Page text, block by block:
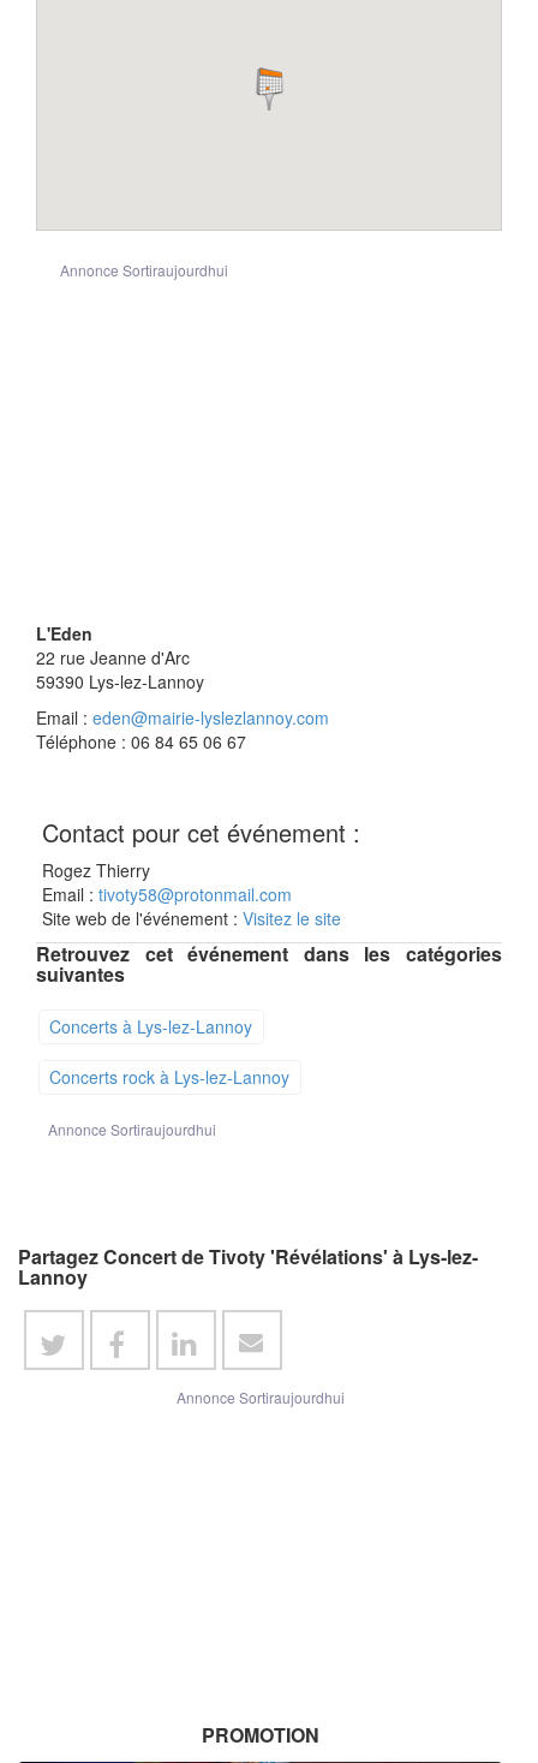
Annonce Sortiraujourdhui
L'Eden
22 rue Jeanne d'Arc
59390 Lys-lez-Lannoy
Email : eden@mairie-lyslezlannoy.com
Téléphone : 06 84 65 06 67
Contact pour cet événement :
Rogez Thierry
Email : tivoty58@protonmail.com
Site web de l'événement : Visitez le site
Retrouvez cet événement dans les catégories
suivantes
Concerts à Lys-lez-Lannoy
Concerts rock à Lys-lez-Lannoy
Annonce Sortiraujourdhui
Partagez Concert de Tivoty 'Révélations' à Lys-lez-
Lannoy
Annonce Sortiraujourdhui
PROMOTION